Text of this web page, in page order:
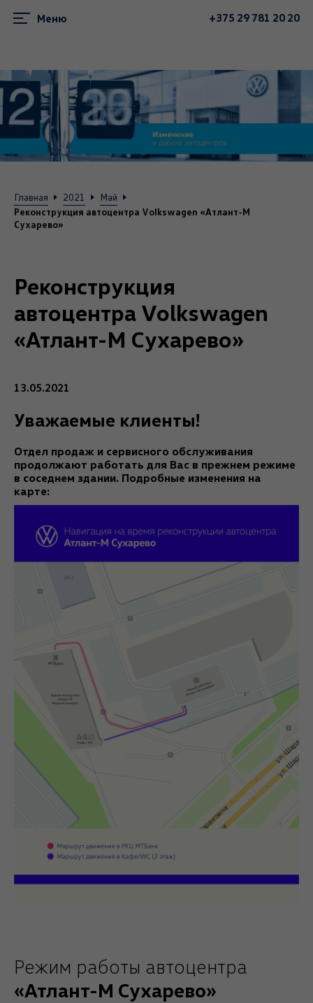
Меню +375 29 781 20 20
Главная 2021 Май
Реконструкция автоцентра Volkswagen «Атлант-М
Сухарево»
Реконструкция
автоцентра Volkswagen
«Атлант-М Сухарево»
13.05.2021
Уважаемые клиенты!
Отдел продаж и сервисного обслуживания
продолжают работать для Вас в прежнем режиме
в соседнем здании. Подробные изменения на
карте:
Режим работы автоцентра
«Атлант-М Сухарево»